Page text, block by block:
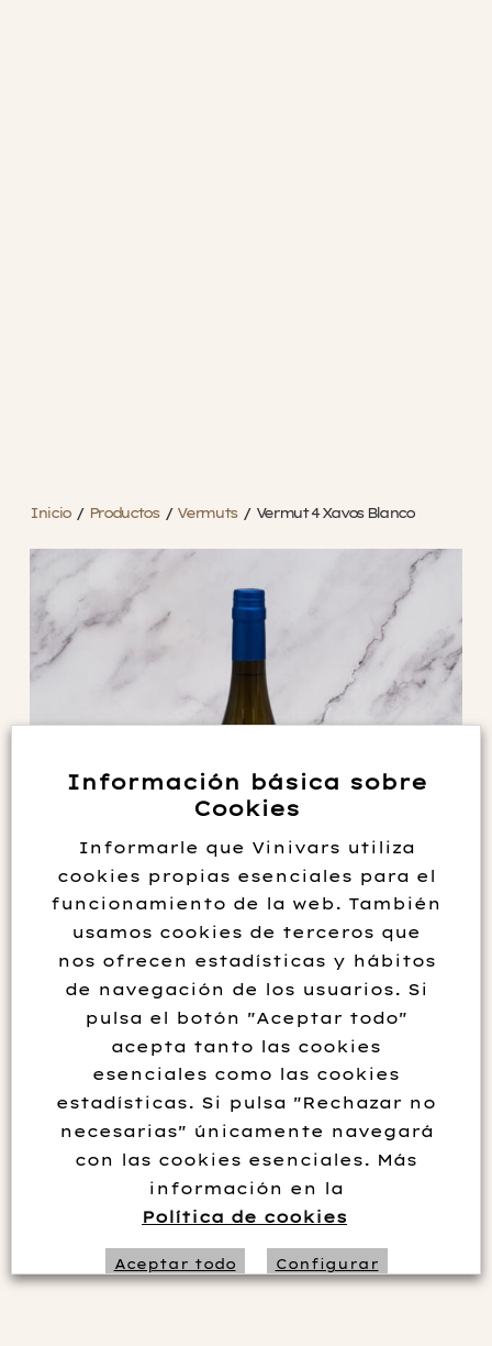
Inicio / Productos / Vermuts / Vermut 4 Xavos Blanco
VERMUT 4 XAVOS BLANCO
Sin existencias
Información básica sobre
Cookies
Informarle que Vinivars utiliza
cookies propias esenciales para el
funcionamiento de la web. También
usamos cookies de terceros que
nos ofrecen estadísticas y hábitos
de navegación de los usuarios. Si
pulsa el botón "Aceptar todo"
acepta tanto las cookies
esenciales como las cookies
estadísticas. Si pulsa "Rechazar no
necesarias" únicamente navegará
con las cookies esenciales. Más
información en la
Política de cookies
Aceptar todo Configurar